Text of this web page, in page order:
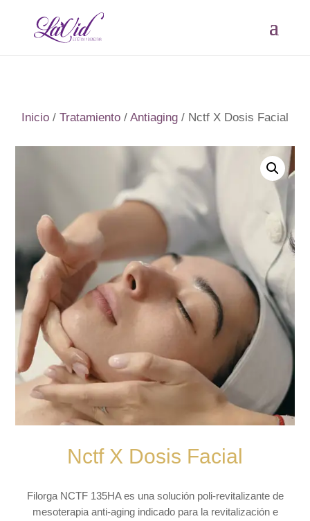
Inicio / Tratamiento / Antiaging / Nctf X Dosis Facial
Nctf X Dosis Facial
Filorga NCTF 135HA es una solución poli-revitalizante de
mesoterapia anti-aging indicado para la revitalización e